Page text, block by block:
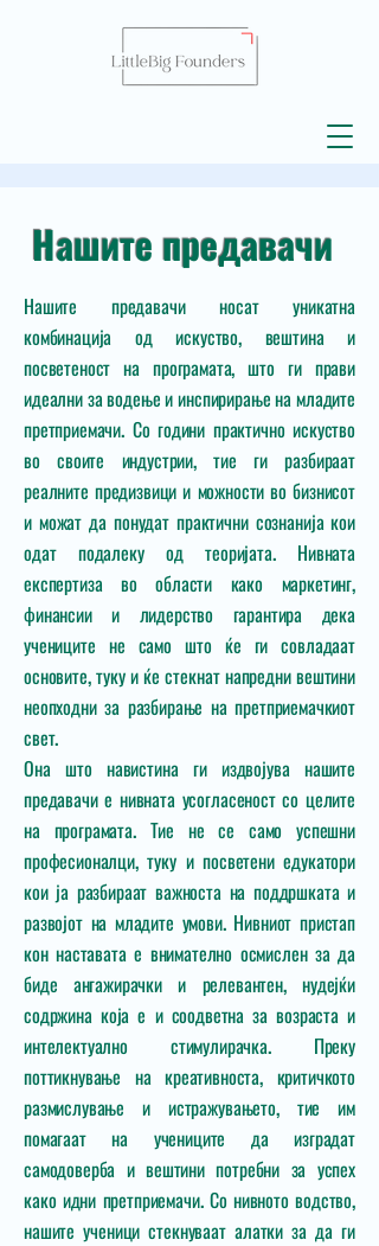
Нашите предавачи
Нашите предавачи носат уникатна
комбинација од искуство, вештина и
посветеност на програмата, што ги прави
идеални за водење и инспирирање на младите
претприемачи. Со години практично искуство
во своите индустрии, тие ги разбираат
реалните предизвици и можности во бизнисот
и можат да понудат практични сознанија кои
одат подалеку од теоријата. Нивната
експертиза во области како маркетинг,
финансии и лидерство гарантира дека
учениците не само што ќе ги совладаат
основите, туку и ќе стекнат напредни вештини
неопходни за разбирање на претприемачкиот
свет.
Она што навистина ги издвојува нашите
предавачи е нивната усогласеност со целите
на програмата. Тие не се само успешни
професионалци, туку и посветени едукатори
кои ја разбираат важноста на поддршката и
развојот на младите умови. Нивниот пристап
кон наставата е внимателно осмислен за да
биде ангажирачки и релевантен, нудејќи
содржина која е и соодветна за возраста и
интелектуално стимулирачка. Преку
поттикнување на креативноста, критичкото
размислување и истражувањето, тие им
помагаат на учениците да изградат
самодоверба и вештини потребни за успех
како идни претприемачи. Со нивното водство,
нашите ученици стекнуваат алатки за да ги